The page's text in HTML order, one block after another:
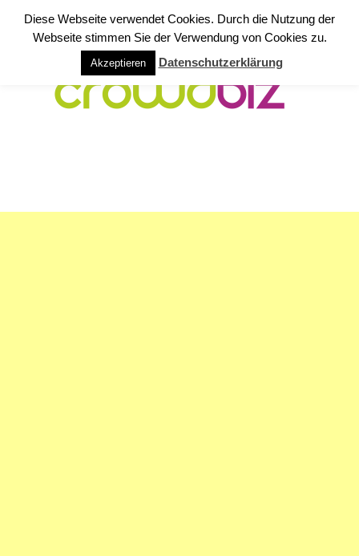
Diese Webseite verwendet Cookies. Durch die Nutzung der
Webseite stimmen Sie der Verwendung von Cookies zu.
Akzeptieren Datenschutzerklärung